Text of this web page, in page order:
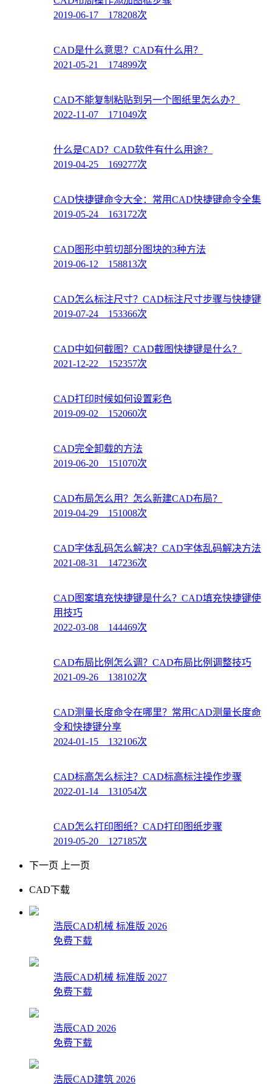
2019-06-17 178208次
CAD是什么意思？CAD有什么用？
2021-05-21 174899次
CAD不能复制粘贴到另一个图纸里怎么办？
2022-11-07 171049次
什么是CAD？CAD软件有什么用途？
2019-04-25 169277次
CAD快捷键命令大全：常用CAD快捷键命令全集
2019-05-24 163172次
CAD图形中剪切部分图块的3种方法
2019-06-12 158813次
CAD怎么标注尺寸？CAD标注尺寸步骤与快捷键
2019-07-24 153366次
CAD中如何截图？CAD截图快捷键是什么？
2021-12-22 152357次
CAD打印时候如何设置彩色
2019-09-02 152060次
CAD完全卸载的方法
2019-06-20 151070次
CAD布局怎么用？怎么新建CAD布局？
2019-04-29 151008次
CAD字体乱码怎么解决？CAD字体乱码解决方法
2021-08-31 147236次
CAD图案填充快捷键是什么？CAD填充快捷键使
用技巧
2022-03-08 144469次
CAD布局比例怎么调？CAD布局比例调整技巧
2021-09-26 138102次
CAD测量长度命令在哪里？常用CAD测量长度命
令和快捷键分享
2024-01-15 132106次
CAD标高怎么标注？CAD标高标注操作步骤
2022-01-14 131054次
CAD怎么打印图纸？CAD打印图纸步骤
2019-05-20 127185次
下一页 上一页
CAD下载
浩辰CAD机械 标准版 2026
免费下载
浩辰CAD机械 标准版 2027
免费下载
浩辰CAD 2026
免费下载
浩辰CAD建筑 2026